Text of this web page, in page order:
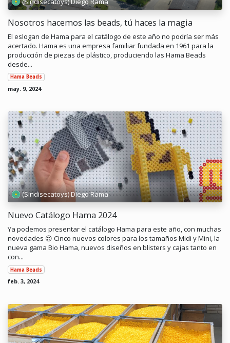
Nosotros hacemos las beads, tú haces la magia
El eslogan de Hama para el catálogo de este año no podría ser más
acertado. Hama es una empresa familiar fundada en 1961 para la
producción de piezas de plástico, produciendo las Hama Beads
desde...
Hama Beads
may. 9, 2024
(Sindisecatoys) Diego Rama
Nuevo Catálogo Hama 2024
Ya podemos presentar el catálogo Hama para este año, con muchas
novedades 😍 Cinco nuevos colores para los tamaños Midi y Mini, la
nueva gama Bio Hama, nuevos diseños en blisters y cajas tanto en
con...
Hama Beads
feb. 3, 2024